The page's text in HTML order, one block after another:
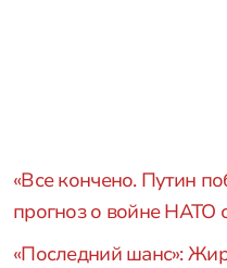
«Все кончено. Путин
прогноз о войне НАТО
«Последний шанс»: